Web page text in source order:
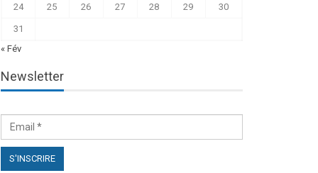
24 25 26 27 28 29 30
31
« Fév
Newsletter